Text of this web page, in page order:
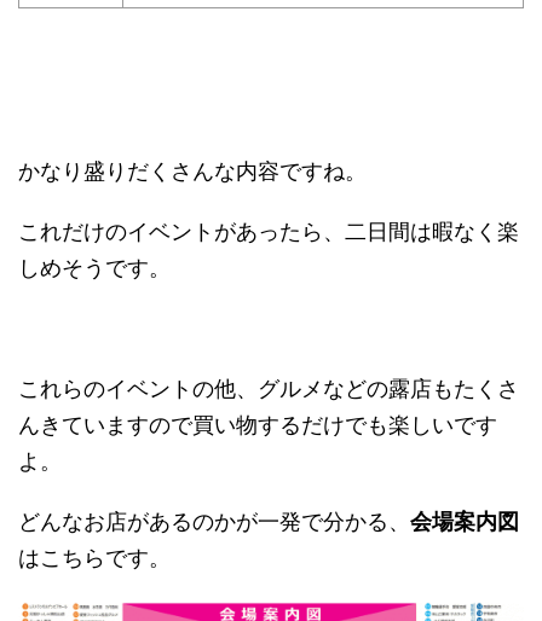
かなり盛りだくさんな内容ですね。
これだけのイベントがあったら、二日間は暇なく楽
しめそうです。
これらのイベントの他、グルメなどの露店もたくさ
んきていますので買い物するだけでも楽しいです
よ。
どんなお店があるのかが一発で分かる、 会場案内図
はこちらです。